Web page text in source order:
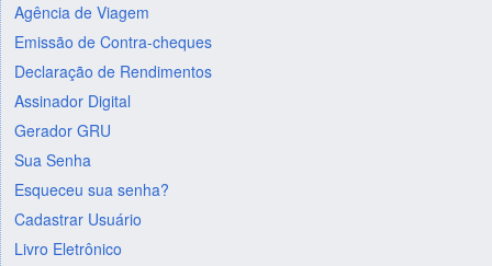
Agência de Viagem
Emissão de Contra-cheques
Declaração de Rendimentos
Assinador Digital
Gerador GRU
Sua Senha
Esqueceu sua senha?
Cadastrar Usuário
Livro Eletrônico